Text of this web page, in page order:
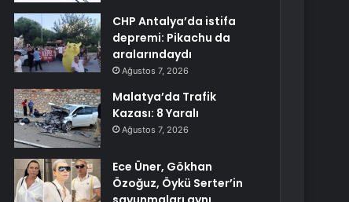
CHP Antalya’da istifa
depremi: Pikachu da
aralarındaydı
Ağustos 7, 2026
Malatya’da Trafik
Kazası: 8 Yaralı
Ağustos 7, 2026
Ece Üner, Gökhan
Özoğuz, Öykü Serter’in